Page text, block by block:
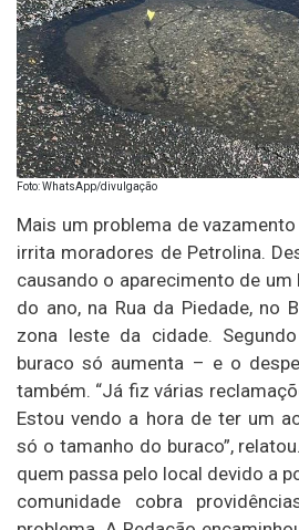
Foto: WhatsApp/divulgação
Mais um problema de
irrita moradores de Petrolina.
causando o aparecimento de um
do ano, na Rua da Piedade, no
zona leste da cidade.
buraco só aumenta – e o
também. “Já fiz várias
Estou vendo a hora de ter um
só o tamanho do buraco”,
quem passa pelo local devido a
comunidade cobra